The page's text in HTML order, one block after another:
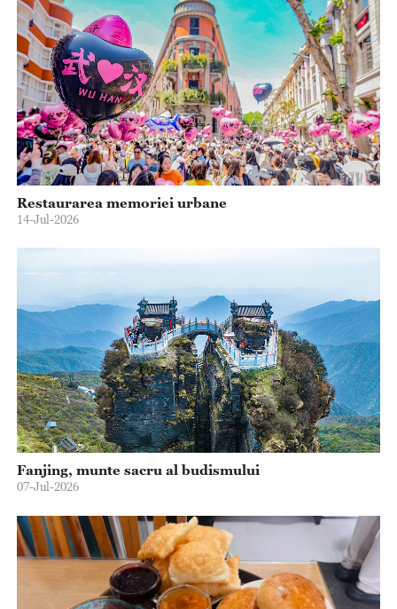
Restaurarea memoriei urbane
14-Jul-2026
Fanjing, munte sacru al budismului
07-Jul-2026